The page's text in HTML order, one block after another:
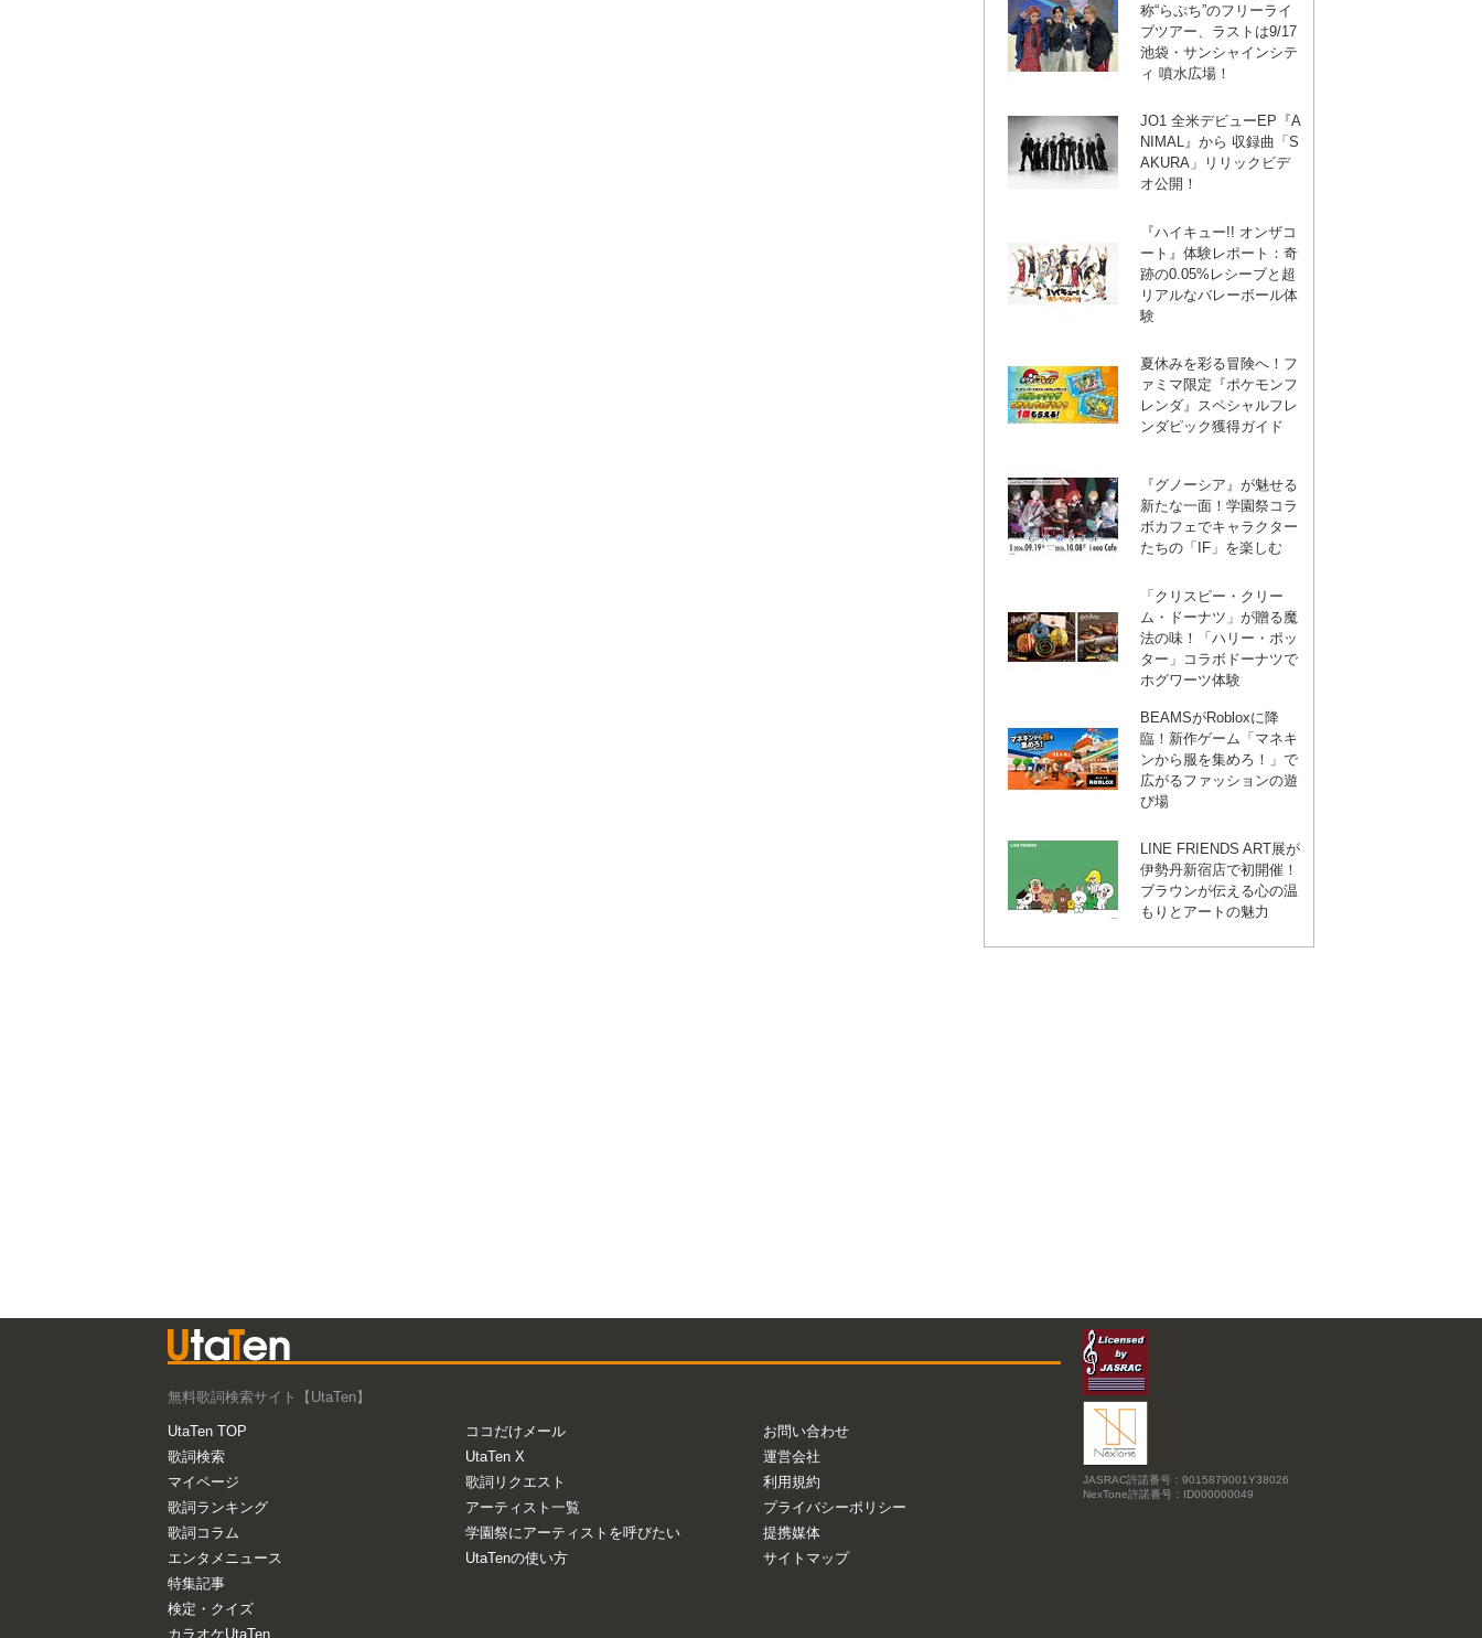
称“らぷち”のフリーライ
ブツアー、ラストは9/17
池袋・サンシャインシテ
ィ 噴水広場！
JO1 全米デビューEP『A
NIMAL』から 収録曲「S
AKURA」リリックビデ
オ公開！
『ハイキュー!! オンザコ
ート』体験レポート：奇
跡の0.05%レシーブと超
リアルなバレーボール体
験
夏休みを彩る冒険へ！フ
ァミマ限定『ポケモンフ
レンダ』スペシャルフレ
ンダピック獲得ガイド
『グノーシア』が魅せる
新たな一面！学園祭コラ
ボカフェでキャラクター
たちの「IF」を楽しむ
「クリスピー・クリー
ム・ドーナツ」が贈る魔
法の味！「ハリー・ポッ
ター」コラボドーナツで
ホグワーツ体験
BEAMSがRobloxに降
臨！新作ゲーム「マネキ
ンから服を集めろ！」で
広がるファッションの遊
び場
LINE FRIENDS ART展が
伊勢丹新宿店で初開催！
ブラウンが伝える心の温
もりとアートの魅力
無料歌詞検索サイト【UtaTen】
UtaTen TOP
歌詞検索
マイページ
歌詞ランキング
歌詞コラム
エンタメニュース
特集記事
検定・クイズ
カラオケUtaTen
ココだけメール
UtaTen X
歌詞リクエスト
アーティスト一覧
学園祭にアーティストを呼びたい
UtaTenの使い方
お問い合わせ
運営会社
利用規約
プライバシーポリシー
提携媒体
サイトマップ
JASRAC許諾番号：9015879001Y38026
NexTone許諾番号：ID000000049